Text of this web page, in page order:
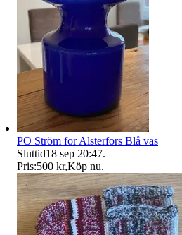
PO Ström for Alsterfors Blå vas
Sluttid18 sep 20:47.
Pris:500 kr,Köp nu.